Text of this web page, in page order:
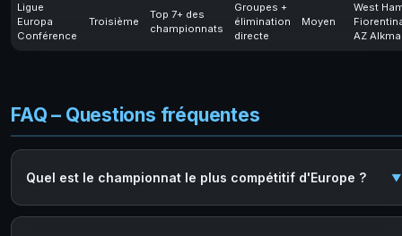
Ligue
Europa
Conférence
Troisième
Top 7+ des
championnats
Groupes +
élimination
directe
Moyen
West
AZ
FAQ – Questions fréquentes
Quel est le championnat le plus compétitif d'Europe ?